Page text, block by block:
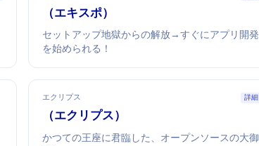
Expo（エキスポ）
セットアップ地獄からの解放→ すぐにアプリ開発
を始められる！
エクリプス 詳細
Eclipse（エクリプス）
かつてJavaの王座に君臨した、オープンソースIDEの大御